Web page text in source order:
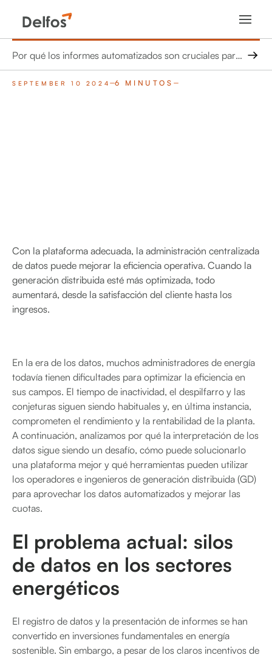
Por qué los informes automatizados son cruciales para optimizar el rendimiento de la generación distribuida
SEPTEMBER 10 2024 6 MINUTOS
Con la plataforma adecuada, la administración centralizada
de datos puede mejorar la eficiencia operativa. Cuando la
generación distribuida esté más optimizada, todo
aumentará, desde la satisfacción del cliente hasta los
ingresos.
En la era de los datos, muchos administradores de energía
todavía tienen dificultades para optimizar la eficiencia en
sus campos. El tiempo de inactividad, el despilfarro y las
conjeturas siguen siendo habituales y, en última instancia,
comprometen el rendimiento y la rentabilidad de la planta.
A continuación, analizamos por qué la interpretación de los
datos sigue siendo un desafío, cómo puede solucionarlo
una plataforma mejor y qué herramientas pueden utilizar
los operadores e ingenieros de generación distribuida (GD)
para aprovechar los datos automatizados y mejorar las
cuotas.
El problema actual: silos
de datos en los sectores
energéticos
El registro de datos y la presentación de informes se han
convertido en inversiones fundamentales en energía
sostenible. Sin embargo, a pesar de los claros incentivos de